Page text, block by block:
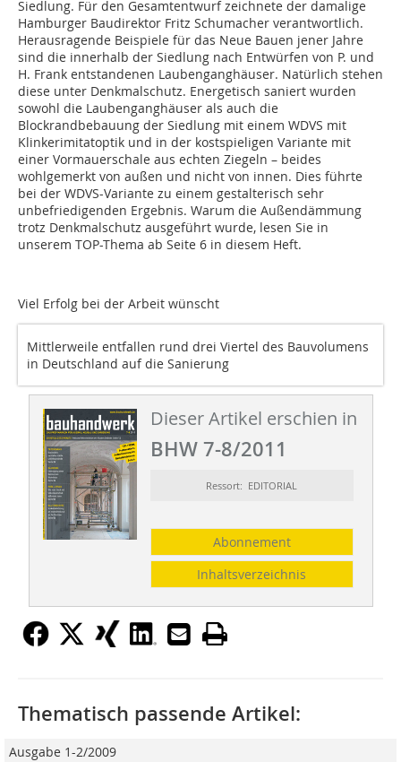
Siedlung. Für den Gesamtentwurf zeichnete der damalige
Hamburger Baudirektor Fritz Schumacher verantwortlich.
Herausragende Beispiele für das Neue Bauen jener Jahre
sind die innerhalb der Siedlung nach Entwürfen von P. und
H. Frank entstandenen Laubenganghäuser. Natürlich stehen
diese unter Denkmalschutz. Energetisch saniert wurden
sowohl die Laubenganghäuser als auch die
Blockrandbebauung der Siedlung mit einem WDVS mit
Klinkerimitatoptik und in der kostspieligen Variante mit
einer Vormauerschale aus echten Ziegeln – beides
wohlgemerkt von außen und nicht von innen. Dies führte
bei der WDVS-Variante zu einem gestalterisch sehr
unbefriedigenden Ergebnis. Warum die Außendämmung
trotz Denkmalschutz ausgeführt wurde, lesen Sie in
unserem TOP-Thema ab Seite 6 in diesem Heft.
Viel Erfolg bei der Arbeit wünscht
Mittlerweile entfallen rund drei Viertel des Bauvolumens
in Deutschland auf die Sanierung
Dieser Artikel erschien in
BHW 7-8/2011
Ressort: EDITORIAL
Abonnement
Inhaltsverzeichnis
Thematisch passende Artikel:
Ausgabe 1-2/2009